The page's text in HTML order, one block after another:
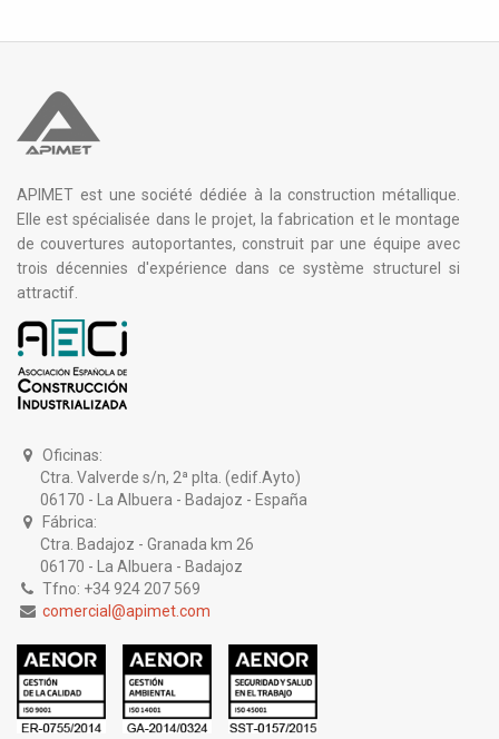
APIMET est une société dédiée à la construction métallique.
Elle est spécialisée dans le projet, la fabrication et le montage
de couvertures autoportantes, construit par une équipe avec
trois décennies d'expérience dans ce système structurel si
attractif.
Oficinas:
Ctra. Valverde s/n, 2ª plta. (edif.Ayto)
06170 - La Albuera - Badajoz - España
Fábrica:
Ctra. Badajoz - Granada km 26
06170 - La Albuera - Badajoz
Tfno: +34 924 207 569
comercial@apimet.com